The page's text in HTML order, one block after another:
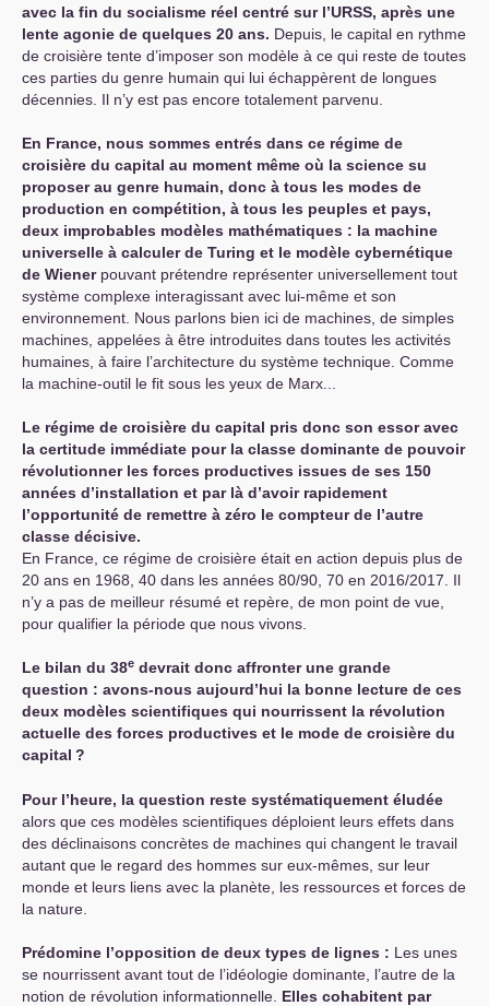
avec la fin du socialisme réel centré sur l’URSS, après une
lente agonie de quelques 20 ans. Depuis, le capital en rythme
de croisière tente d’imposer son modèle à ce qui reste de toutes
ces parties du genre humain qui lui échappèrent de longues
décennies. Il n’y est pas encore totalement parvenu.
En France, nous sommes entrés dans ce régime de
croisière du capital au moment même où la science su
proposer au genre humain, donc à tous les modes de
production en compétition, à tous les peuples et pays,
deux improbables modèles mathématiques : la machine
universelle à calculer de Turing et le modèle cybernétique
de Wienerpouvant prétendre représenter universellement tout
système complexe interagissant avec lui-même et son
environnement. Nous parlons bien ici de machines, de simples
machines, appelées à être introduites dans toutes les activités
humaines, à faire l’architecture du système technique. Comme
la machine-outil le fit sous les yeux de Marx...
Le régime de croisière du capital pris donc son essor avec
la certitude immédiate pour la classe dominante de pouvoir
révolutionner les forces productives issues de ses 150
années d’installation et par là d’avoir rapidement
l’opportunité de remettre à zéro le compteur de l’autre
classe décisive.
En France, ce régime de croisière était en action depuis plus de
20 ans en 1968, 40 dans les années 80/90, 70 en 2016/2017. Il
n’y a pas de meilleur résumé et repère, de mon point de vue,
pour qualifier la période que nous vivons.
Le bilan du 38e devrait donc affronter une grande
question : avons-nous aujourd’hui la bonne lecture de ces
deux modèles scientifiques qui nourrissent la révolution
actuelle des forces productives et le mode de croisière du
capital ?
Pour l’heure, la question reste systématiquement éludée
alors que ces modèles scientifiques déploient leurs effets dans
des déclinaisons concrètes de machines qui changent le travail
autant que le regard des hommes sur eux-mêmes, sur leur
monde et leurs liens avec la planète, les ressources et forces de
la nature.
Prédomine l’opposition de deux types de lignes : Les unes
se nourrissent avant tout de l’idéologie dominante, l’autre de la
notion de révolution informationnelle. Elles cohabitent par